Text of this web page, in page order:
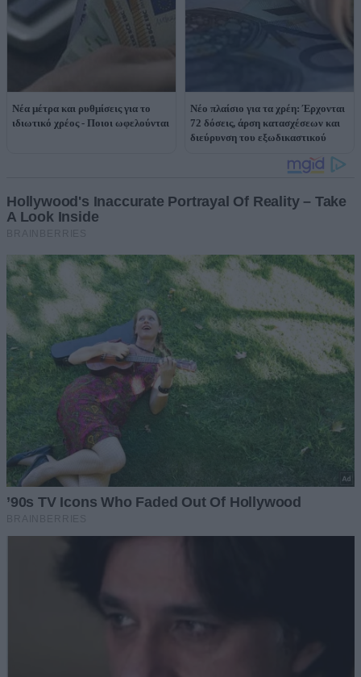
Νέα μέτρα και ρυθμίσεις για το
ιδιωτικό χρέος - Ποιοι ωφελούνται
Νέο πλαίσιο για τα χρέη: Έρχονται
72 δόσεις, άρση κατασχέσεων και
διεύρυνση του εξωδικαστικού